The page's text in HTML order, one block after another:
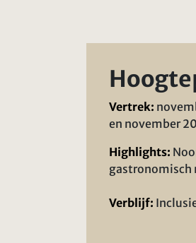
Vertrek:
en november
Highlights:
gastronomisch
Verblijf: